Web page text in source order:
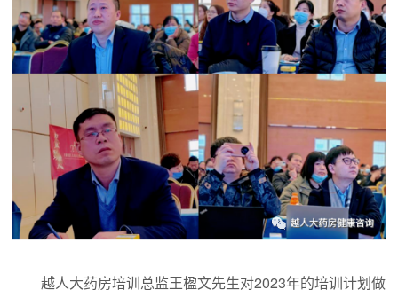
越人大药房培训总监王楹文先生对2023年的培训计划做